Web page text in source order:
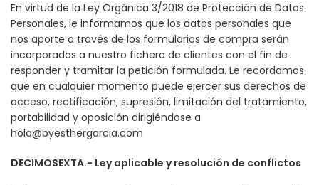
En virtud de la Ley Orgánica 3/2018 de Protección de Datos
Personales, le informamos que los datos personales que
nos aporte a través de los formularios de compra serán
incorporados a nuestro fichero de clientes con el fin de
responder y tramitar la petición formulada. Le recordamos
que en cualquier momento puede ejercer sus derechos de
acceso, rectificación, supresión, limitación del tratamiento,
portabilidad y oposición dirigiéndose a
hola@byesthergarcia.com
DECIMOSEXTA.- Ley aplicable y resolución de conflictos